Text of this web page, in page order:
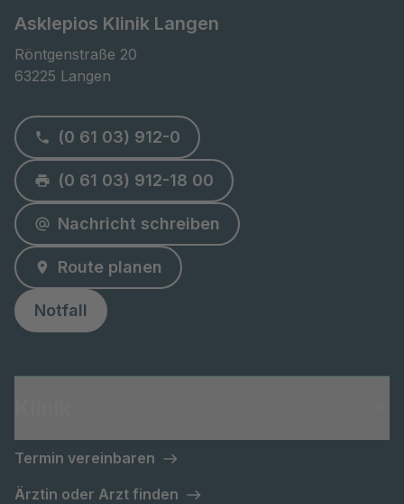
Asklepios Klinik Langen
Röntgenstraße 20
63225 Langen
(0 61 03) 912-0
(0 61 03) 912-18 00
Nachricht schreiben
Route planen
Notfall
Termin vereinbaren
Ärztin oder Arzt finden